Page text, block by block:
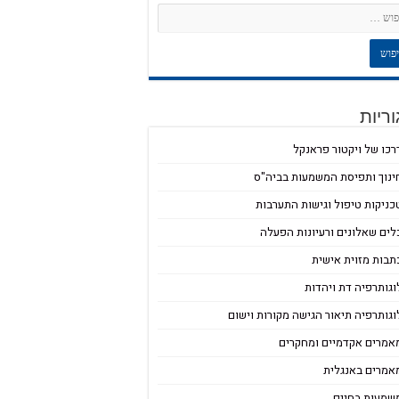
של ויקטור פראנקל
ותפיסת המשמעות בביה"ס
טיפול וגישות התערבות
שאלונים ורעיונות הפעלה
מזוית אישית
דת ויהדות
תיאור הגישה מקורות וישום
אקדמיים ומחקרים
באנגלית